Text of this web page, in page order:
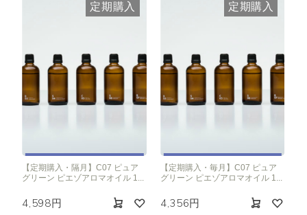
定期購入
【定期購入・隔月】C07 ピュア
グリーン ピエゾアロマオイル 1...
4,598円
定期購入
【定期購入・毎月】C07 ピュア
グリーン ピエゾアロマオイル 1...
4,356円